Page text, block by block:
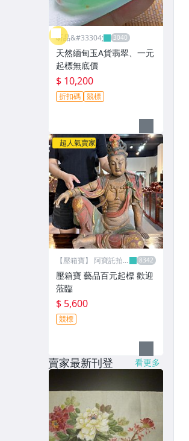
昕品&#33304;
天然緬甸玉A貨翡翠、一元
起標無底價
$ 10,200
折扣碼 競標
超人氣賣家
【壓箱寶】 阿寶託拍
壓箱寶 藝品百元起標 歡迎
蒞臨
$ 5,600
競標
賣家最新刊登 看更多